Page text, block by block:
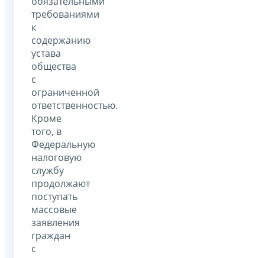
требованиями
к
содержанию
устава
общества
с
ограниченной
ответственностью.
Кроме
того, в
Федеральную
налоговую
службу
продолжают
поступать
массовые
заявления
граждан
с